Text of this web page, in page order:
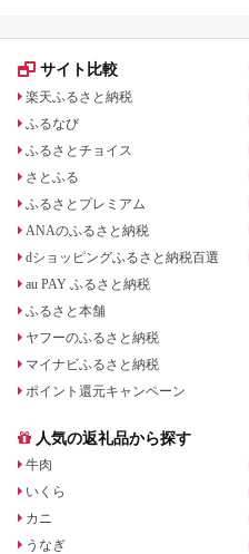
サイト比較
楽天ふるさと納税
ふるなび
ふるさとチョイス
さとふる
ふるさとプレミアム
ANAのふるさと納税
dショッピングふるさと納税百選
au PAY ふるさと納税
ふるさと本舗
ヤフーのふるさと納税
マイナビふるさと納税
ポイント還元キャンペーン
人気の返礼品から探す
牛肉
いくら
カニ
うなぎ